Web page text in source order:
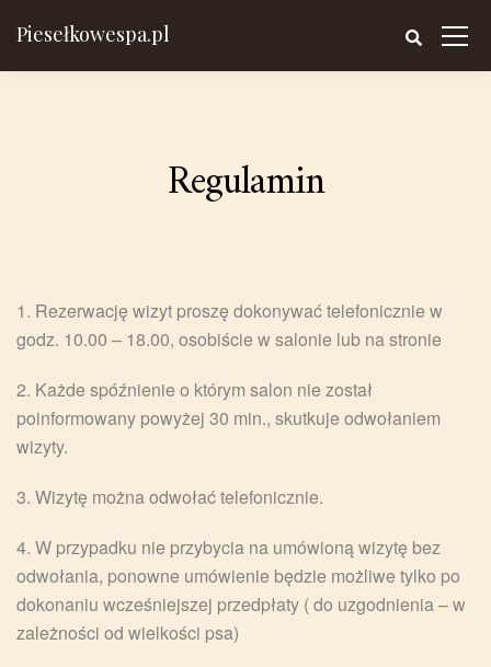
Piesełkowespa.pl
Regulamin
1. Rezerwację wizyt proszę dokonywać telefonicznie w
godz. 10.00 – 18.00, osobiście w salonie lub na stronie
2. Każde spóźnienie o którym salon nie został
poinformowany powyżej 30 min., skutkuje odwołaniem
wizyty.
3. Wizytę można odwołać telefonicznie.
4. W przypadku nie przybycia na umówioną wizytę bez
odwołania, ponowne umówienie będzie możliwe tylko po
dokonaniu wcześniejszej przedpłaty ( do uzgodnienia – w
zależności od wielkości psa)